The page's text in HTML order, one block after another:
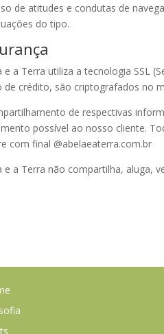
de atitudes e condutas de
do tipo.
e a Terra utiliza a tecnologia SSL
de crédito, são criptografados no
de respectivas
possível ao nosso cliente.
com final @abelaeaterra.com.br
e a Terra não compartilha, aluga,